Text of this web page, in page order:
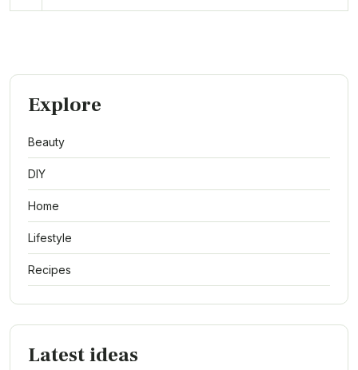
Explore
Beauty
DIY
Home
Lifestyle
Recipes
Latest ideas